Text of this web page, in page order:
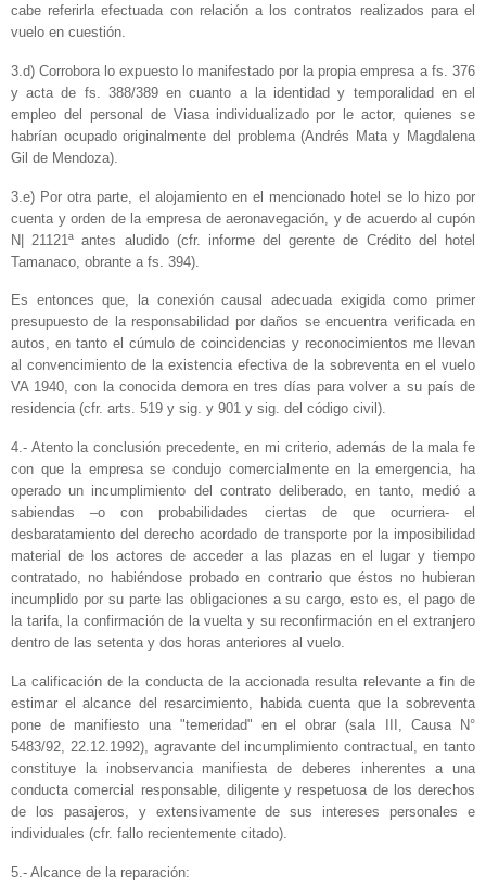
cabe referirla efectuada con relación a los contratos realizados para el
vuelo en cuestión.
3.d) Corrobora lo expuesto lo manifestado por la propia empresa a fs. 376
y acta de fs. 388/389 en cuanto a la identidad y temporalidad en el
empleo del personal de Viasa individualizado por le actor, quienes se
habrían ocupado originalmente del problema (Andrés Mata y Magdalena
Gil de Mendoza).
3.e) Por otra parte, el alojamiento en el mencionado hotel se lo hizo por
cuenta y orden de la empresa de aeronavegación, y de acuerdo al cupón
N| 21121ª antes aludido (cfr. informe del gerente de Crédito del hotel
Tamanaco, obrante a fs. 394).
Es entonces que, la conexión causal adecuada exigida como primer
presupuesto de la responsabilidad por daños se encuentra verificada en
autos, en tanto el cúmulo de coincidencias y reconocimientos me llevan
al convencimiento de la existencia efectiva de la sobreventa en el vuelo
VA 1940, con la conocida demora en tres días para volver a su país de
residencia (cfr. arts. 519 y sig. y 901 y sig. del código civil).
4.- Atento la conclusión precedente, en mi criterio, además de la mala fe
con que la empresa se condujo comercialmente en la emergencia, ha
operado un incumplimiento del contrato deliberado, en tanto, medió a
sabiendas –o con probabilidades ciertas de que ocurriera- el
desbaratamiento del derecho acordado de transporte por la imposibilidad
material de los actores de acceder a las plazas en el lugar y tiempo
contratado, no habiéndose probado en contrario que éstos no hubieran
incumplido por su parte las obligaciones a su cargo, esto es, el pago de
la tarifa, la confirmación de la vuelta y su reconfirmación en el extranjero
dentro de las setenta y dos horas anteriores al vuelo.
La calificación de la conducta de la accionada resulta relevante a fin de
estimar el alcance del resarcimiento, habida cuenta que la sobreventa
pone de manifiesto una "temeridad" en el obrar (sala III, Causa N°
5483/92, 22.12.1992), agravante del incumplimiento contractual, en tanto
constituye la inobservancia manifiesta de deberes inherentes a una
conducta comercial responsable, diligente y respetuosa de los derechos
de los pasajeros, y extensivamente de sus intereses personales e
individuales (cfr. fallo recientemente citado).
5.- Alcance de la reparación: